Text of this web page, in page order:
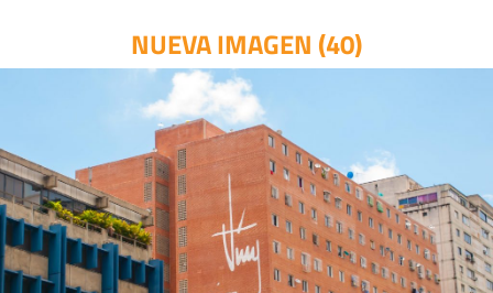
NUEVA IMAGEN (40)